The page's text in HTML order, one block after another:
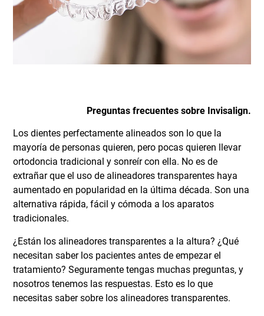
Preguntas frecuentes sobre Invisalign.
Los dientes perfectamente alineados son lo que la
mayoría de personas quieren, pero pocas quieren llevar
ortodoncia tradicional y sonreír con ella. No es de
extrañar que el uso de alineadores transparentes haya
aumentado en popularidad en la última década. Son una
alternativa rápida, fácil y cómoda a los aparatos
tradicionales.
¿Están los alineadores transparentes a la altura? ¿Qué
necesitan saber los pacientes antes de empezar el
tratamiento? Seguramente tengas muchas preguntas, y
nosotros tenemos las respuestas. Esto es lo que
necesitas saber sobre los alineadores transparentes.